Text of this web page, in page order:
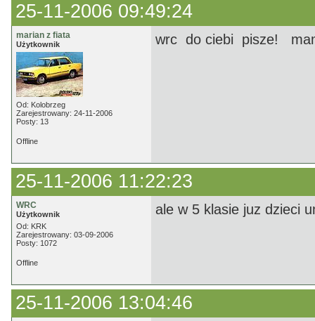
25-11-2006 09:49:24
marian z fiata
Użytkownik
Od: Kolobrzeg
Zarejestrowany: 24-11-2006
Posty: 13
wrc do ciebi pisze!
Offline
25-11-2006 11:22:23
WRC
Użytkownik
Od: KRK
Zarejestrowany: 03-09-2006
Posty: 1072
ale w 5 klasie juz dzieci
Offline
25-11-2006 13:04:46